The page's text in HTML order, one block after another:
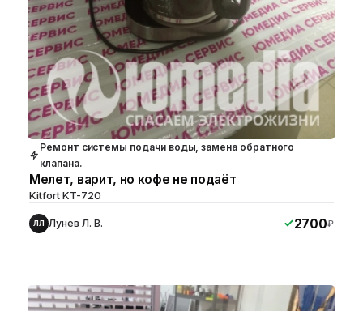
Ремонт системы подачи воды, замена обратного
клапана.
Мелет, варит, но кофе не подаёт
Kitfort KT-720
ЛЛ Лунев Л. В. 2700₽